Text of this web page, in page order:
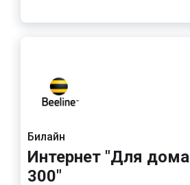
Билайн
Интернет "Для дома
300"